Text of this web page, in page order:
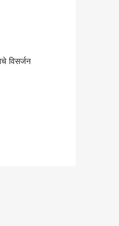
विसर्जन